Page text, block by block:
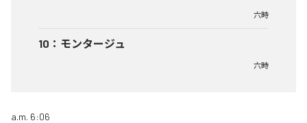
六時
10 ： モンタージュ
六時
a.m. 6:06